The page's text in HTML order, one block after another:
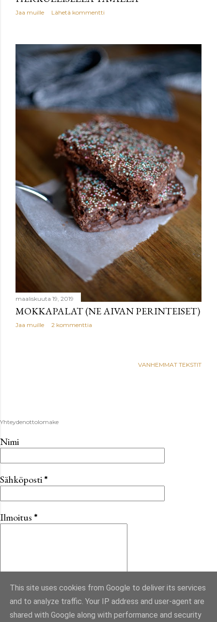
Jaa muille Lähetä kommentti
maaliskuuta 19, 2019
MOKKAPALAT (NE AIVAN PERINTEISET)
Jaa muille 2 kommenttia
VANHEMMAT TEKSTIT
Yhteydenottolomake
Nimi
Sähköposti*
Ilmoitus *
This site uses cookies from Google to deliver its services
and to analyze traffic. Your IP address and user-agent are
shared with Google along with performance and security